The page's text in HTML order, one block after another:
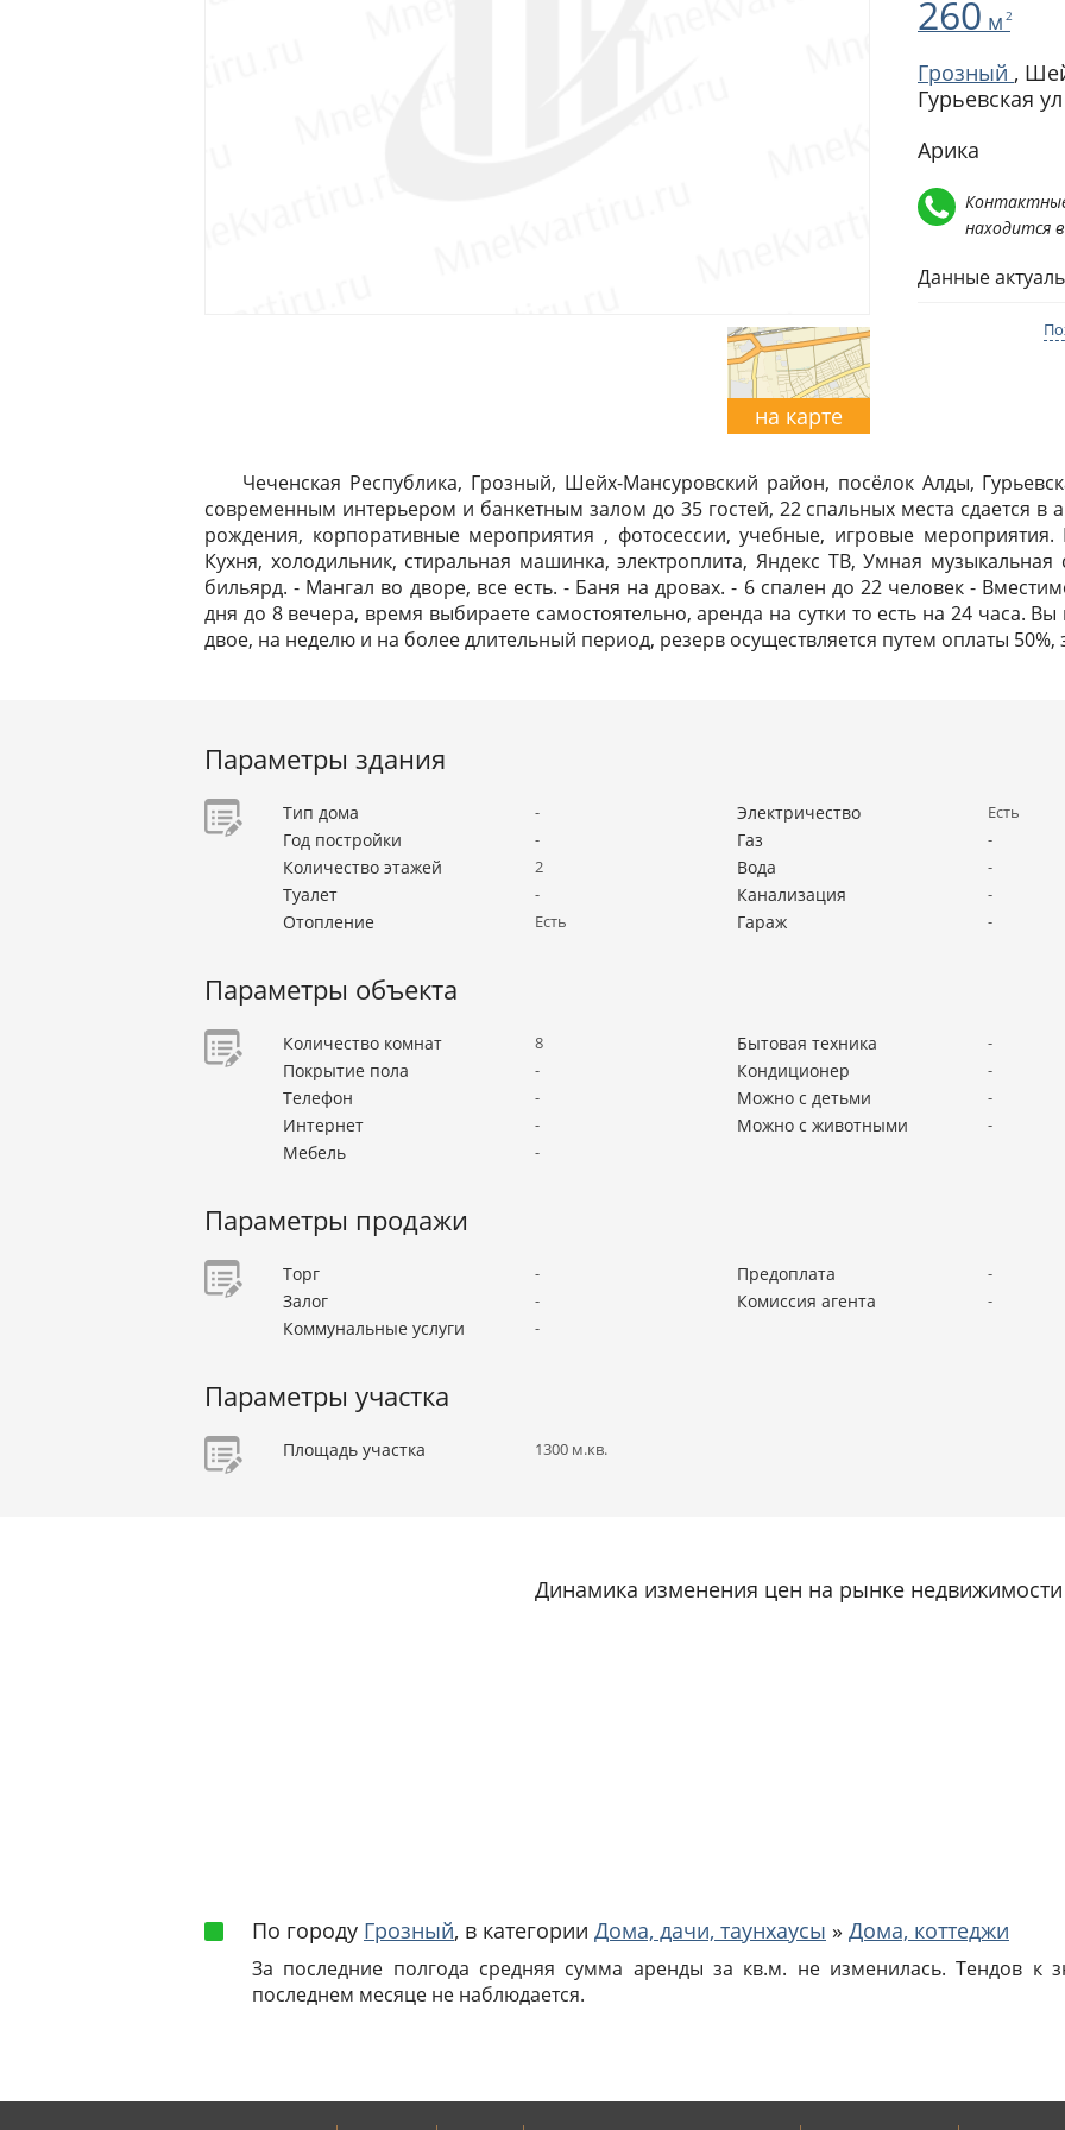
на карте
260 м 2
Грозный ,
Гурьевская ул
Арика
находится
Данные
Чеченская Республика, Грозный, Шейх-Мансуровский район, посёлок Алды,
современным интерьером и банкетным залом до 35 гостей, 22 спальных места сдается в
рождения, корпоративные мероприятия , фотосессии, учебные, игровые
Кухня, холодильник, стиральная машинка, электроплита, Яндекс ТВ, Умная музыкальная
бильярд. - Мангал во дворе, все есть. - Баня на дровах. - 6 спален до 22 человек -
дня до 8 вечера, время выбираете самостоятельно, аренда на сутки то есть на 24 часа.
двое, на неделю и на более длительный период, резерв осуществляется путем оплаты
Параметры здания
Тип дома -
Год постройки -
Количество этажей 2
Туалет -
Отопление Есть
Электричество Есть
Газ -
Вода -
Канализация -
Гараж -
Параметры объекта
Количество комнат 8
Покрытие пола -
Телефон -
Интернет -
Мебель -
Бытовая техника -
Кондиционер -
Можно с детьми -
Можно с животными -
Параметры продажи
Торг -
Залог -
Коммунальные услуги -
Предоплата -
Комиссия агента -
Параметры участка
Площадь участка 1300 м.кв.
Динамика изменения цен на рынке недвижимости
По городу Грозный, в категории Дома, дачи, таунхаусы » Дома, коттеджи
За последние полгода средняя сумма аренды за кв.м. не изменилась. Тендов к
последнем месяце не наблюдается.